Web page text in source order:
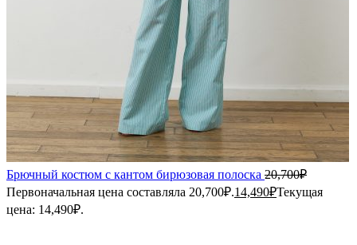
Брючный костюм с кантом бирюзовая полоска 20,700₽
Первоначальная цена составляла 20,700₽.14,490₽Текущая
цена: 14,490₽.